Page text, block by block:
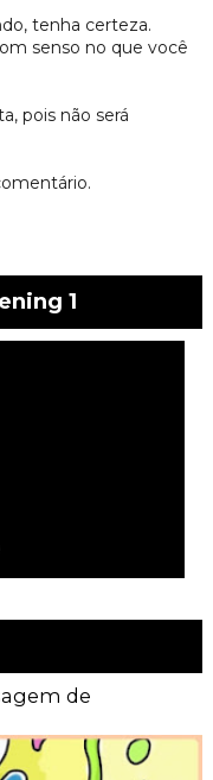
tenha certeza.
senso no que você
pois não será
1
de